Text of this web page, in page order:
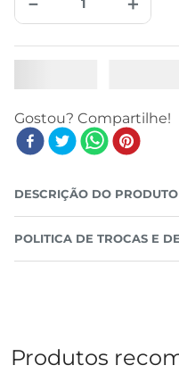
DESCRIÇÃO DO PRODUTO
POLITICA DE TROCAS E
Produtos